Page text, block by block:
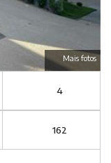
Mais fotos
4
162